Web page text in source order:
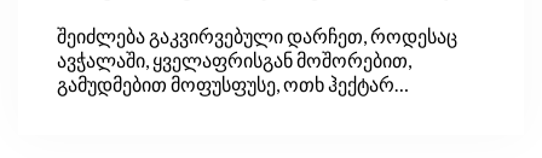
შეიძლება გაკვირვებული დარჩეთ, როდესაც
ავჭალაში, ყველაფრისგან მოშორებით,
გამუდმებით მოფუსფუსე, ოთხ ჰექტარ